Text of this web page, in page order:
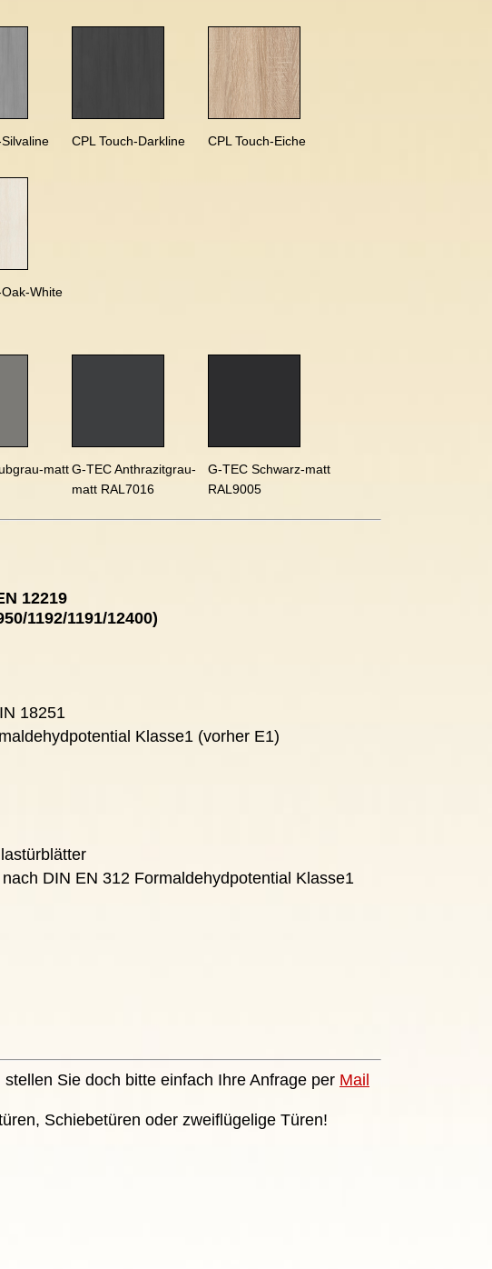
CPL Touch-Darkline CPL Touch-Eiche
White
mattG-TEC Anthrazitgrau-
matt RAL7016
G-TEC Schwarz-matt
RAL9005
12219
1192/1191/12400)
18251
Klasse1 (vorher E1)
DIN EN 312 Formaldehydpotential Klasse1
Sie doch bitte einfach Ihre Anfrage per Mail
Schiebetüren oder zweiflügelige Türen!